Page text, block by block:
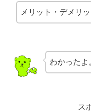
メリット・デメリ
わかったよ
ス